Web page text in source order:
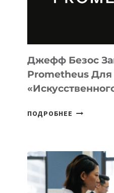
И
LINUX
Джефф Безос
Prometheus Для
ПОДРОБНЕЕ ДЖЕФФ
ДЛЯ
СОЗДАНИЯ